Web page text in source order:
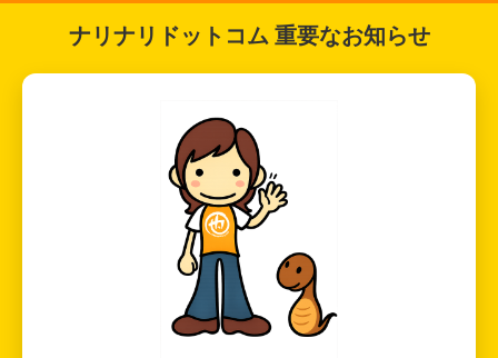
ナリナリドットコム 重要なお知らせ